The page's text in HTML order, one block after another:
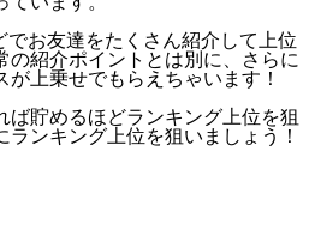
でお友達をたくさん紹介して上位
の紹介ポイントとは別に、さらに
上乗せでもらえちゃいます！
ば貯めるほどランキング上位を狙
ランキング上位を狙いましょう！